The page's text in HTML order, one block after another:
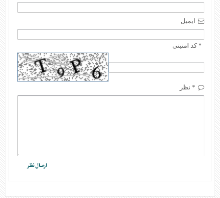
ایمیل
* کد امنیتی
* نظر